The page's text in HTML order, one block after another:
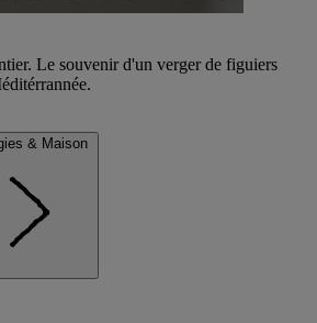
Le souvenir d'un verger de figuiers
& Maison